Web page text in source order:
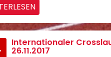
Internationaler
26.11.2017